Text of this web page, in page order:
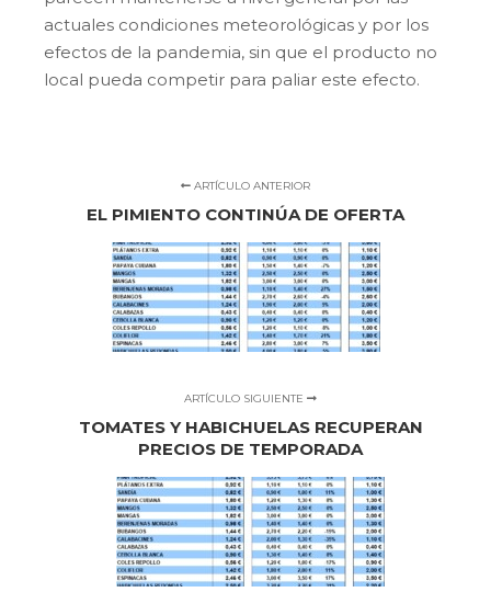
actuales condiciones meteorológicas y por los
efectos de la pandemia, sin que el producto no
local pueda competir para paliar este efecto.
ARTÍCULO ANTERIOR
EL PIMIENTO CONTINÚA DE OFERTA
ARTÍCULO SIGUIENTE
TOMATES Y HABICHUELAS RECUPERAN
PRECIOS DE TEMPORADA